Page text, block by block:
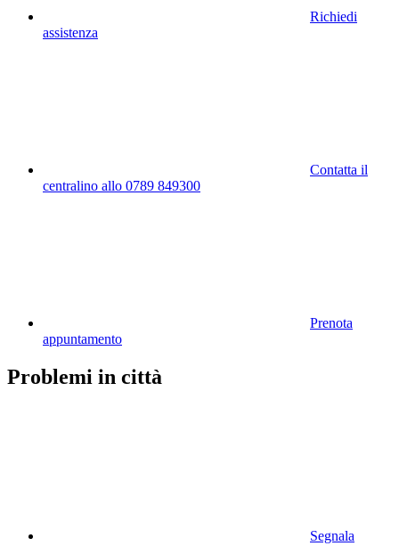
Richiedi
assistenza
Contatta il
centralino allo 0789 849300
Prenota
appuntamento
Problemi in città
Segnala